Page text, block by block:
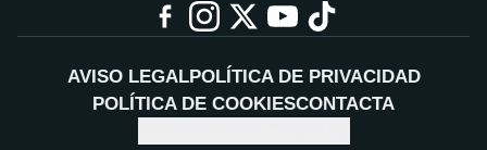
AVISO LEGALPOLÍTICA DE PRIVACIDAD
POLÍTICA DE COOKIESCONTACTA